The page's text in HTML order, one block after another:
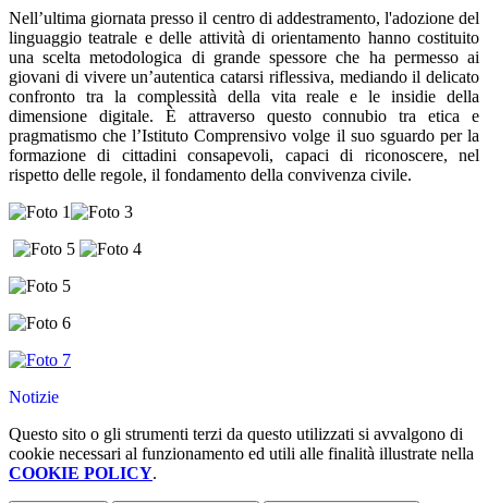
Nell’ultima giornata presso il centro di addestramento, l'adozione del
linguaggio teatrale e delle attività di orientamento hanno costituito
una scelta metodologica di grande spessore che ha permesso ai
giovani di vivere un’autentica catarsi riflessiva, mediando il delicato
confronto tra la complessità della vita reale e le insidie della
dimensione digitale. È attraverso questo connubio tra etica e
pragmatismo che l’Istituto Comprensivo volge il suo sguardo per la
formazione di cittadini consapevoli, capaci di riconoscere, nel
rispetto delle regole, il fondamento della convivenza civile.
Notizie
Questo sito o gli strumenti terzi da questo utilizzati si avvalgono di
cookie necessari al funzionamento ed utili alle finalità illustrate nella
COOKIE POLICY.